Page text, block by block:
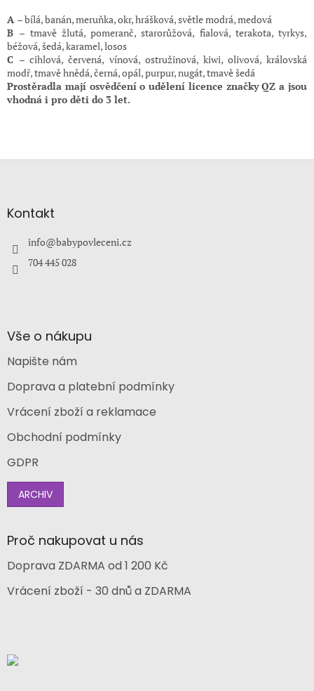
A – bílá, banán, meruňka, okr, hrášková, světle modrá, medová
B – tmavě žlutá, pomeranč, starorůžová, fialová, terakota, tyrkys,
béžová, šedá, karamel, losos
C – cihlová, červená, vínová, ostružinová, kiwi, olivová, královská
modř, tmavě hnědá, černá, opál, purpur, nugát, tmavě šedá
Prostěradla mají osvědčení o udělení licence značky QZ a jsou
vhodná i pro děti do 3 let.
Z
aKontakt
info@babypovleceni.cz
704 445 028
Vše o nákupu
Napište nám
Doprava a platební podmínky
Vrácení zboží a reklamace
Obchodní podmínky
GDPR
ARCHIV
Proč nakupovat u nás
Doprava ZDARMA od 1 200 Kč
Vrácení zboží - 30 dnů a ZDARMA